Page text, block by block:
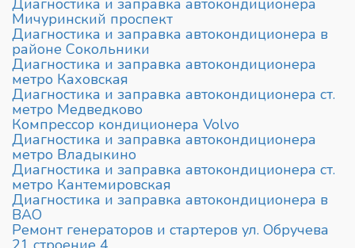
Диагностика и заправка автокондиционера
Мичуринский проспект
Диагностика и заправка автокондиционера в
районе Сокольники
Диагностика и заправка автокондиционера
метро Каховская
Диагностика и заправка автокондиционера ст.
метро Медведково
Компрессор кондиционера Volvo
Диагностика и заправка автокондиционера
метро Владыкино
Диагностика и заправка автокондиционера ст.
метро Кантемировская
Диагностика и заправка автокондиционера в
ВАО
Ремонт генераторов и стартеров ул. Обручева